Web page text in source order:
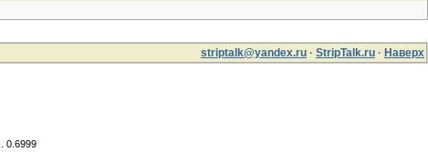
striptalk@yandex.ru · StripTalk.ru · Наверх
0.6999